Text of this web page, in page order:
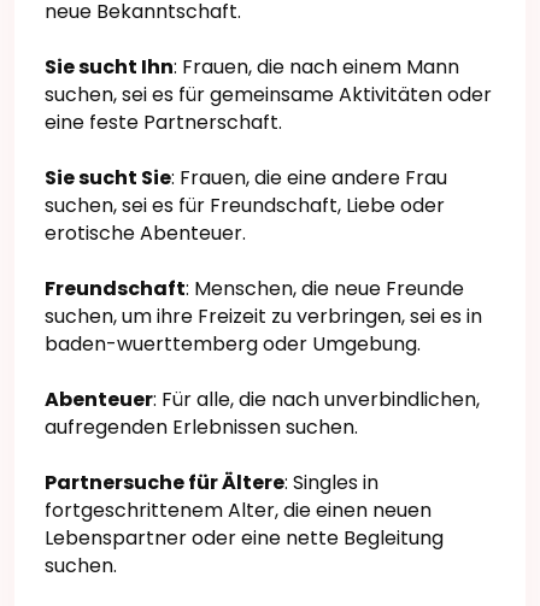
neue Bekanntschaft.
Sie sucht Ihn: Frauen, die nach einem Mann
suchen, sei es für gemeinsame Aktivitäten oder
eine feste Partnerschaft.
Sie sucht Sie: Frauen, die eine andere Frau
suchen, sei es für Freundschaft, Liebe oder
erotische Abenteuer.
Freundschaft: Menschen, die neue Freunde
suchen, um ihre Freizeit zu verbringen, sei es in
baden-wuerttemberg oder Umgebung.
Abenteuer: Für alle, die nach unverbindlichen,
aufregenden Erlebnissen suchen.
Partnersuche für Ältere: Singles in
fortgeschrittenem Alter, die einen neuen
Lebenspartner oder eine nette Begleitung
suchen.